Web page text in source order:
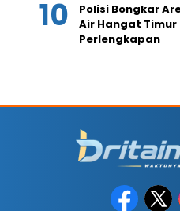
Polisi Bongkar
Air Hangat
Perlengkapan